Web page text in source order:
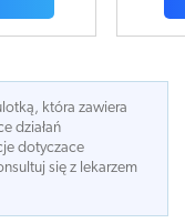
która zawiera
działań
dotyczace
się z lekarzem